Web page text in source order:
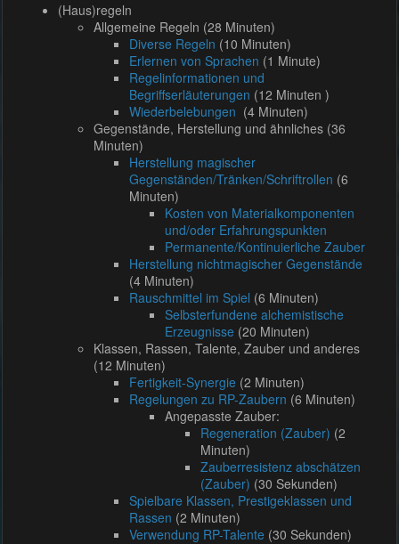
(Haus)regeln
Allgemeine Regeln (28 Minuten)
Diverse Regeln (10 Minuten)
Erlernen von Sprachen (1 Minute)
Regelinformationen und
Begriffserläuterungen (12 Minuten )
Wiederbelebungen (4 Minuten)
Gegenstände, Herstellung und ähnliches (36
Minuten)
Herstellung magischer
Gegenständen/Tränken/Schriftrollen (6
Minuten)
Kosten von Materialkomponenten
und/oder Erfahrungspunkten
Permanente/Kontinuierliche Zauber
Herstellung nichtmagischer Gegenstände
(4 Minuten)
Rauschmittel im Spiel (6 Minuten)
Selbsterfundene alchemistische
Erzeugnisse (20 Minuten)
Klassen, Rassen, Talente, Zauber und anderes
(12 Minuten)
Fertigkeit-Synergie (2 Minuten)
Regelungen zu RP-Zaubern (6 Minuten)
Angepasste Zauber:
Regeneration (Zauber) (2
Minuten)
Zauberresistenz abschätzen
(Zauber) (30 Sekunden)
Spielbare Klassen, Prestigeklassen und
Rassen (2 Minuten)
Verwendung RP-Talente (30 Sekunden)